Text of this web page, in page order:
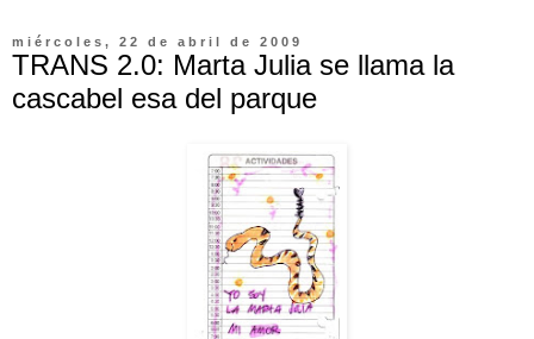
miércoles, 22 de abril de 2009
TRANS 2.0: Marta Julia se llama la
cascabel esa del parque